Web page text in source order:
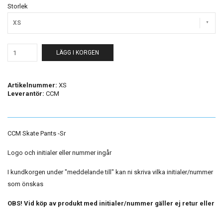
Storlek
XS
LÄGG I KORGEN
Artikelnummer: XS
Leverantör: CCM
CCM Skate Pants -Sr
Logo och initialer eller nummer ingår
I kundkorgen under "meddelande till" kan ni skriva vilka initialer/nummer
som önskas
OBS! Vid köp av produkt med initialer/nummer gäller ej retur eller